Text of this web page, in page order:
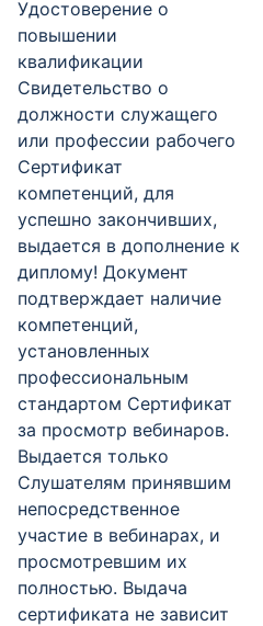
Удостоверение о
повышении
квалификации
Свидетельство о
должности служащего
или профессии рабочего
Сертификат
компетенций, для
успешно закончивших,
выдается в дополнение к
диплому! Документ
подтверждает наличие
компетенций,
установленных
профессиональным
стандартом Сертификат
за просмотр вебинаров.
Выдается только
Слушателям принявшим
непосредственное
участие в вебинарах, и
просмотревшим их
полностью. Выдача
сертификата не зависит